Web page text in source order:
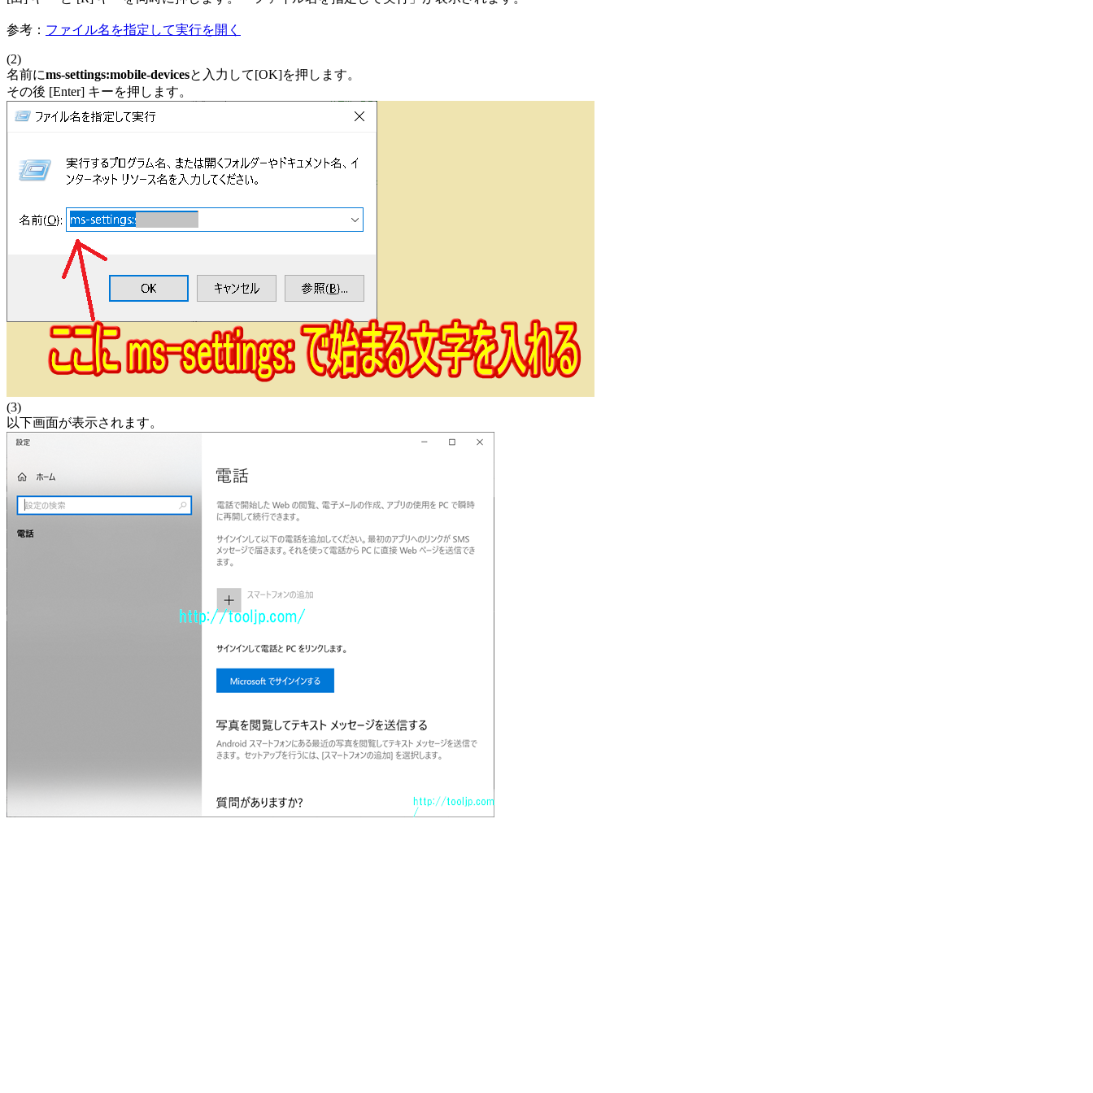
参考： ファイル名を指定して実行を開く
(2)
名前にms-settings:mobile-devicesと入力して[OK]を押します。
その後 [Enter] キーを押します。
(3)
以下画面が表示されます。